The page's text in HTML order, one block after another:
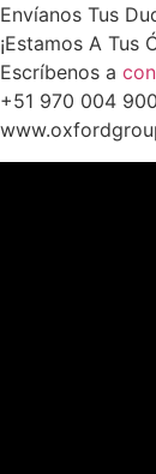
Envíanos Tus
¡Estamos A Tus
Escríbenos a
+51 970 004